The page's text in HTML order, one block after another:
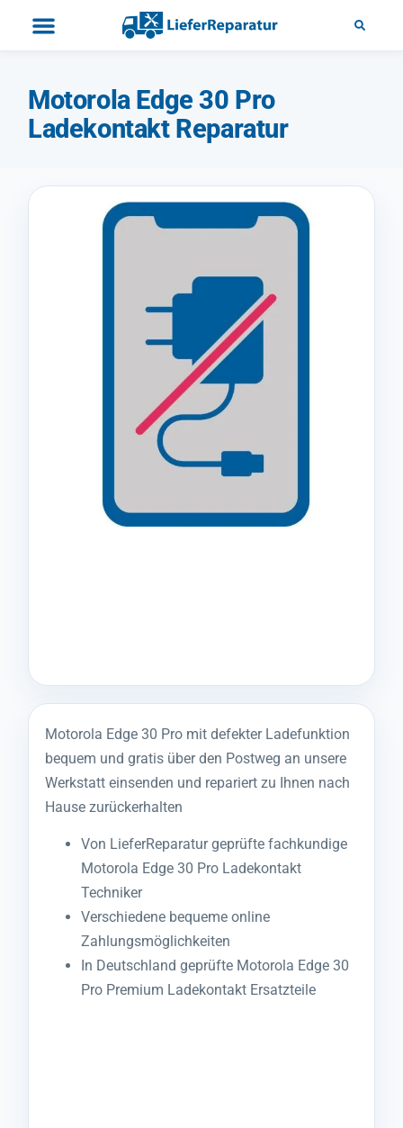
Motorola Edge 30 Pro
Ladekontakt Reparatur
Motorola Edge 30 Pro mit defekter Ladefunktion
bequem und gratis über den Postweg an unsere
Werkstatt einsenden und repariert zu Ihnen nach
Hause zurückerhalten
Von LieferReparatur geprüfte fachkundige
Motorola Edge 30 Pro Ladekontakt
Techniker
Verschiedene bequeme online
Zahlungsmöglichkeiten
In Deutschland geprüfte Motorola Edge 30
Pro Premium Ladekontakt Ersatzteile